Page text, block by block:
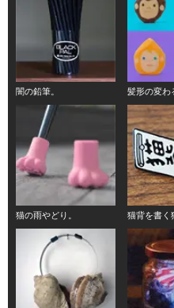
闇の鉛筆。 髪形の変わ
猫の雨やどり。 猫背を書く